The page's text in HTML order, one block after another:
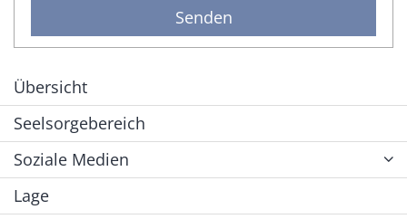
Übersicht
Seelsorgebereich
Soziale Medien
Lage